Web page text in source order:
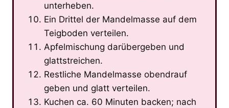
unterheben.
Ein Drittel der Mandelmasse auf dem
Teigboden verteilen.
Apfelmischung darübergeben und
glattstreichen.
Restliche Mandelmasse obendrauf
geben und glatt verteilen.
Kuchen ca. 60 Minuten backen; nach